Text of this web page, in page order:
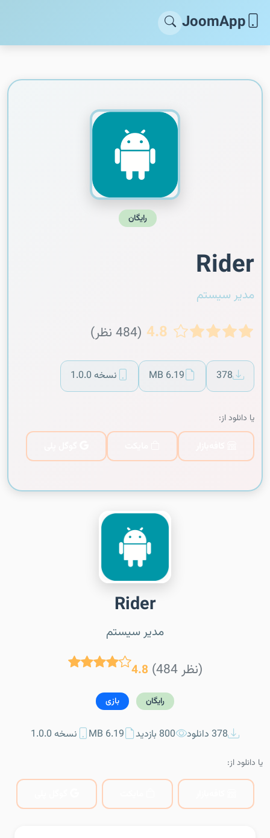
JoomApp
رایگان
Rider
مدیر سیستم
4.8 (484 نظر)
378
6.19 MB نسخه 1.0.0
یا دانلود از:
Rider
مدیر سیستم
4.8 (484 نظر)
رایگان بازی
378 دانلود 800 بازدید 6.19 MB نسخه 1.0.0
یا دانلود از: